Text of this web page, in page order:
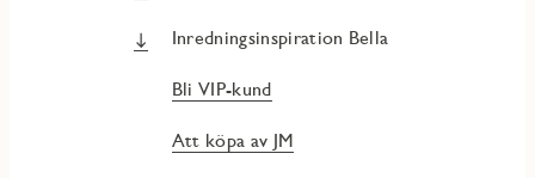
Inredningsinspiration Bella
Bli VIP-kund
Att köpa av JM